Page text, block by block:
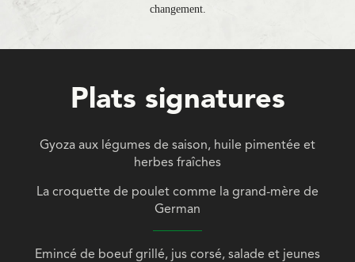
changement.
Plats signatures
Gyoza aux légumes de saison, huile pimentée et
herbes fraîches
La croquette de poulet comme la grand-mère de
German
Emincé de boeuf grillé, jus corsé, salade et jeunes